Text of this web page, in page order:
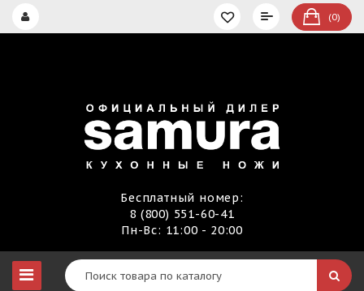
(0)
Бесплатный номер:
8 (800) 551-60-41
Пн-Вс: 11:00 - 20:00